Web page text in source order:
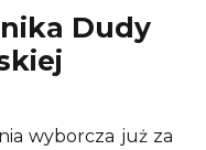
Dudy
wyborcza już za